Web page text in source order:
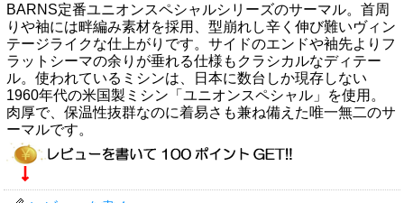
BARNS定番ユニオンスペシャルシリーズのサーマル。首周
りや袖には畔編み素材を採用、型崩れし辛く伸び難いヴィン
テージライクな仕上がりです。サイドのエンドや袖先よりフ
ラットシーマの余りが垂れる仕様もクラシカルなディテー
ル。使われているミシンは、日本に数台しか現存しない
1960年代の米国製ミシン「ユニオンスペシャル」を使用。
肉厚で、保温性抜群なのに着易さも兼ね備えた唯一無二のサ
ーマルです。